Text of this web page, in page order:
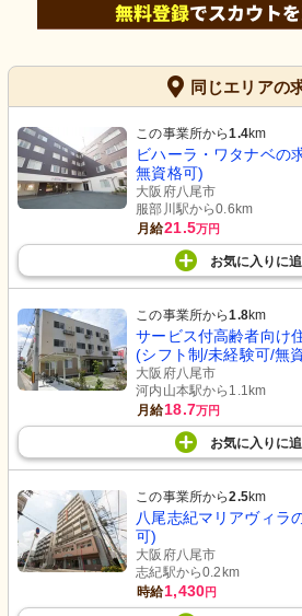
同じエリアの
この事業所から1.4km
ビハーラ・ワタナベの
無資格可)
大阪府八尾市
服部川駅から0.6km
月給21.5万円
お気に入り に
この事業所から1.8km
サービス付高齢者向け
(シフト制/未経験可/無
大阪府八尾市
河内山本駅から1.1km
月給18.7万円
お気に入り に
この事業所から2.5km
八尾志紀マリアヴィラ
可)
大阪府八尾市
志紀駅から0.2km
時給1,430円